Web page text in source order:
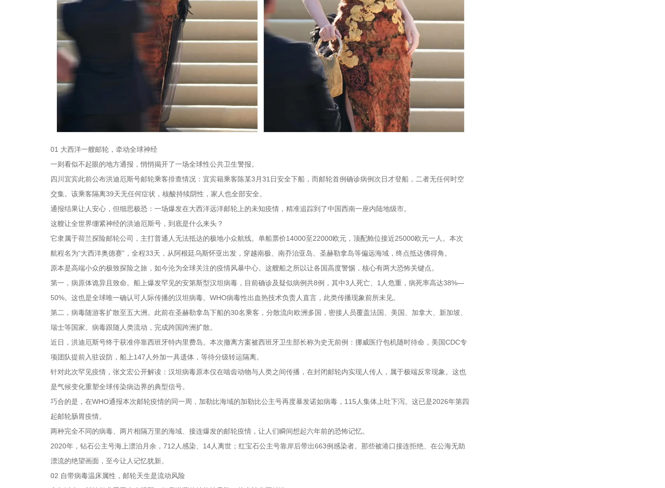
01 大西洋一艘邮轮，牵动全球神经
一则看似不起眼的地方通报，悄悄揭开了一场全球性公共卫生警报。
四川宜宾此前公布洪迪厄斯号邮轮乘客排查情况：宜宾籍乘客陈某3月31日安全下船，而邮轮首例确诊病例次日才登船，二者无任何时空
交集。该乘客隔离39天无任何症状，核酸持续阴性，家人也全部安全。
通报结果让人安心，但细思极恐：一场爆发在大西洋远洋邮轮上的未知疫情，精准追踪到了中国西南一座内陆地级市。
这艘让全世界绷紧神经的洪迪厄斯号，到底是什么来头？
它隶属于荷兰探险邮轮公司，主打普通人无法抵达的极地小众航线。单船票价14000至22000欧元，顶配舱位接近25000欧元一人。本次
航程名为“大西洋奥德赛”，全程33天，从阿根廷乌斯怀亚出发，穿越南极、南乔治亚岛、圣赫勒拿岛等偏远海域，终点抵达佛得角。
原本是高端小众的极致探险之旅，如今沦为全球关注的疫情风暴中心。这艘船之所以让各国高度警惕，核心有两大恐怖关键点。
第一，病原体诡异且致命。船上爆发罕见的安第斯型汉坦病毒，目前确诊及疑似病例共8例，其中3人死亡、1人危重，病死率高达38%—
50%。这也是全球唯一确认可人际传播的汉坦病毒。WHO病毒性出血热技术负责人直言，此类传播现象前所未见。
第二，病毒随游客扩散至五大洲。此前在圣赫勒拿岛下船的30名乘客，分散流向欧洲多国，密接人员覆盖法国、美国、加拿大、新加坡、
瑞士等国家。病毒跟随人类流动，完成跨国跨洲扩散。
近日，洪迪厄斯号终于获准停靠西班牙特内里费岛。本次撤离方案被西班牙卫生部长称为史无前例：挪威医疗包机随时待命，美国CDC专
项团队提前入驻设防，船上147人外加一具遗体，等待分级转运隔离。
针对此次罕见疫情，张文宏公开解读：汉坦病毒原本仅在啮齿动物与人类之间传播，在封闭邮轮内实现人传人，属于极端反常现象。这也
是气候变化重塑全球传染病边界的典型信号。
巧合的是，在WHO通报本次邮轮疫情的同一周，加勒比海域的加勒比公主号再度暴发诺如病毒，115人集体上吐下泻。这已是2026年第四
起邮轮肠胃疫情。
两种完全不同的病毒、两片相隔万里的海域、接连爆发的邮轮疫情，让人们瞬间想起六年前的恐怖记忆。
2020年，钻石公主号海上漂泊月余，712人感染、14人离世；红宝石公主号靠岸后带出663例感染者。那些被港口接连拒绝、在公海无助
漂流的绝望画面，至今让人记忆犹新。
02 自带病毒温床属性，邮轮天生是流动风险